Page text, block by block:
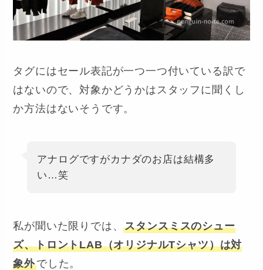
タグにはセール表記が一つ一つ付いている訳で
はないので、対象かどうかはスタッフに聞くし
か方法はないそうです。
アナログですがカナダのお店は結構多
い…笑
私が聞いた限りでは、スタンスミスのシュー
ズ、トロントLAB（オリジナルTシャツ）は対
象外でした。